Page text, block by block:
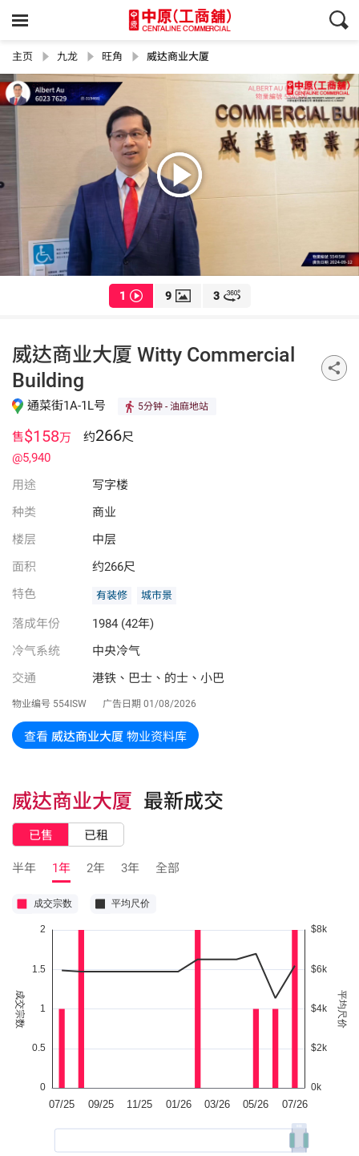
主页 九龙 旺角 威达商业大厦
1 9 3
威达商业大厦 Witty Commercial
Building
通菜街1A-1L号 5分钟 - 油麻地站
售$158万
@5,940
约266尺
用途
写字楼
种类
商业
楼层
中层
面积
约266尺
特色
有装修 城市景
落成年份
1984 (42年)
冷气系统
中央冷气
交通
港铁、巴士、的士、小巴
物业编号 554ISW 广告日期 01/08/2026
查看 威达商业大厦 物业资料库
威达商业大厦 最新成交
已售 已租
半年 1年 2年 3年 全部